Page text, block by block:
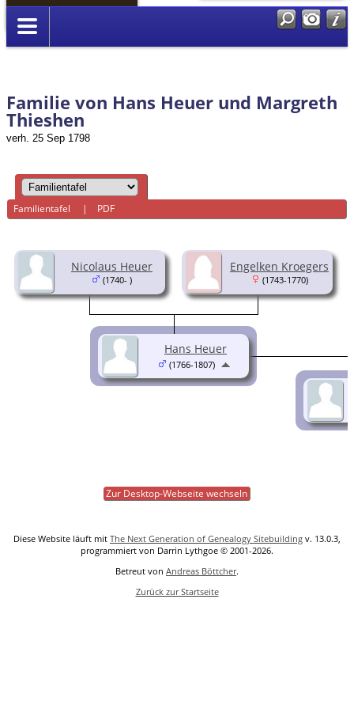
Anmelden
Familie von Hans Heuer und Margreth
Thieshen
verh. 25 Sep 1798
Familientafel | PDF
Nicolaus Heuer
(1740- )
Engelken Kroegers
(1743-1770)
Hans Heuer
(1766-1807)
Zur Desktop-Webseite wechseln
Diese Website läuft mit The Next Generation of Genealogy Sitebuilding v. 13.0.3,
programmiert von Darrin Lythgoe © 2001-2026.
Betreut von Andreas Böttcher.
Zurück zur Startseite